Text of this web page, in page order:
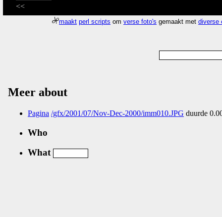
<<
maakt perl scripts omverse foto's gemaakt metdiverse
Meer about
Pagina /gfx/2001/07/Nov-Dec-2000/imm010.JPG duurde
Who
What